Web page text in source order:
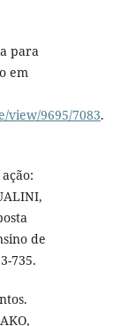
para
em
9695/7083.
de
735.